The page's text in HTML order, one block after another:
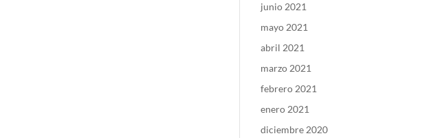
junio 2021
mayo 2021
abril 2021
marzo 2021
febrero 2021
enero 2021
diciembre 2020